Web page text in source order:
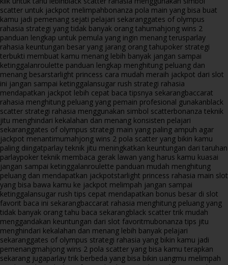
scatter untuk jackpot melimpahbonanza pola main yang bisa buat
kamu jadi pemenang sejati pelajari sekaranggates of olympus
rahasia strategi yang tidak banyak orang tahumahjong wins 2
panduan lengkap untuk pemula yang ingin menang terusparlay
rahasia keuntungan besar yang jarang orang tahupoker strategi
terbukti membuat kamu menang lebih banyak jangan sampai
ketinggalanroulette panduan lengkap menghitung peluang dan
menang besarstarlight princess cara mudah meraih jackpot dari slot
ini jangan sampai ketinggalansugar rush strategi rahasia
mendapatkan jackpot lebih cepat baca tipsnya sekarangbaccarat
rahasia menghitung peluang yang pemain profesional gunakanblack
scatter strategi rahasia menggunakan simbol scatterbonanza teknik
jitu menghindari kekalahan dan menang konsisten pelajari
sekaranggates of olympus strategi main yang paling ampuh agar
jackpot menantimumahjong wins 2 pola scatter yang bikin kamu
paling diingatparlay teknik jitu meningkatkan keuntungan dari taruhan
parlaypoker teknik membaca gerak lawan yang harus kamu kuasai
jangan sampai ketinggalanroulette panduan mudah menghitung
peluang dan mendapatkan jackpotstarlight princess rahasia main slot
yang bisa bawa kamu ke jackpot melimpah jangan sampai
ketinggalansugar rush tips cepat mendapatkan bonus besar di slot
favorit baca ini sekarangbaccarat rahasia menghitung peluang yang
tidak banyak orang tahu baca sekarangblack scatter trik mudah
menggandakan keuntungan dari slot favoritmubonanza tips jitu
menghindari kekalahan dan menang lebih banyak pelajari
sekaranggates of olympus strategi rahasia yang bikin kamu jadi
pemenangmahjong wins 2 pola scatter yang bisa kamu terapkan
sekarang jugaparlay trik berbeda yang bisa bikin uangmu melimpah